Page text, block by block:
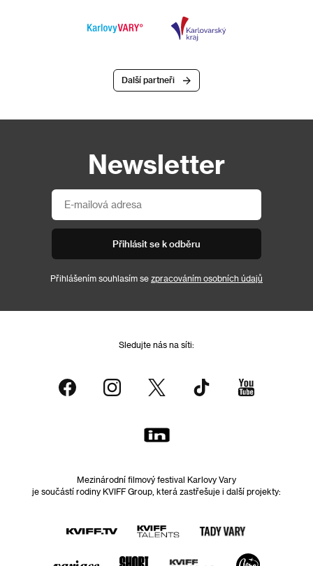
Další partneři
Newsletter
Přihlásit se k odběru
Přihlášením souhlasím se zpracováním osobních údajů
Sledujte nás na síti:
Mezinárodní filmový festival Karlovy Vary
je součástí rodiny KVIFF Group, která zastřešuje i další projekty: